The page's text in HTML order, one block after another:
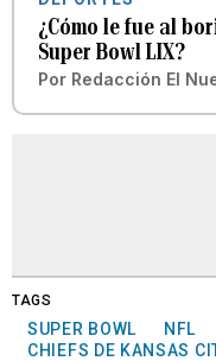
¿Cómo le fue al
Super Bowl LIX?
Por Redacción El
TAGS
SUPER BOWL NFL
CHIEFS DE KANSAS